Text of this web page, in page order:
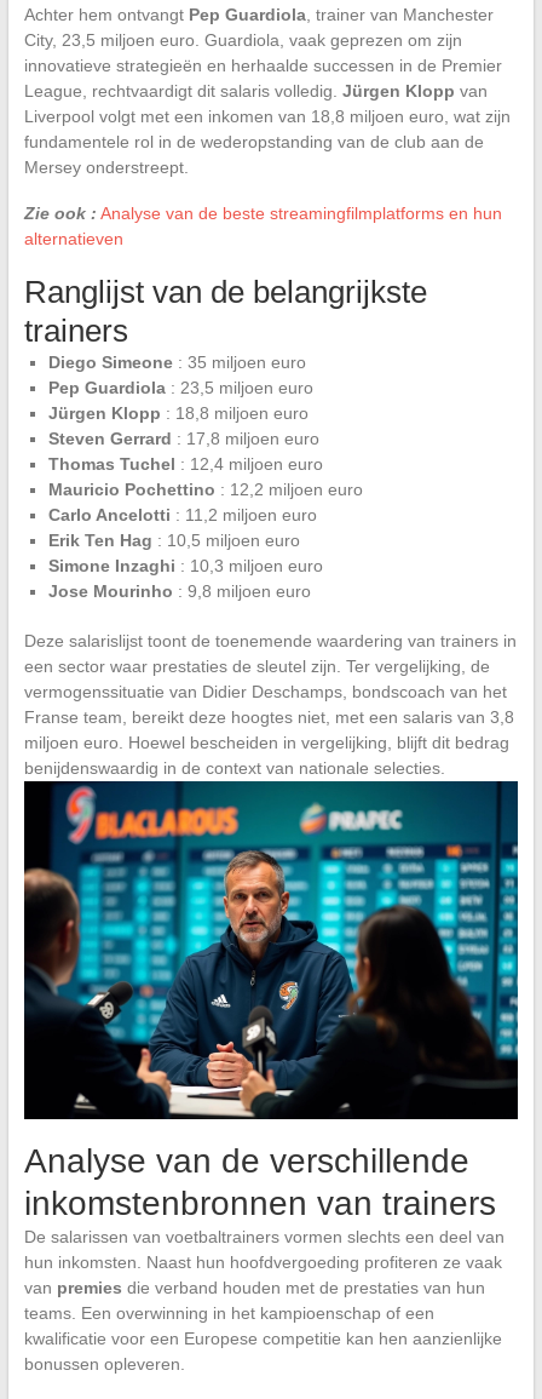
Achter hem ontvangt Pep Guardiola, trainer van Manchester
City, 23,5 miljoen euro. Guardiola, vaak geprezen om zijn
innovatieve strategieën en herhaalde successen in de Premier
League, rechtvaardigt dit salaris volledig. Jürgen Klopp van
Liverpool volgt met een inkomen van 18,8 miljoen euro, wat zijn
fundamentele rol in de wederopstanding van de club aan de
Mersey onderstreept.
Zie ook : Analyse van de beste streamingfilmplatforms en hun
alternatieven
Ranglijst van de belangrijkste
trainers
Diego Simeone: 35 miljoen euro
Pep Guardiola: 23,5 miljoen euro
Jürgen Klopp : 18,8 miljoen euro
Steven Gerrard : 17,8 miljoen euro
Thomas Tuchel : 12,4 miljoen euro
Mauricio Pochettino : 12,2 miljoen euro
Carlo Ancelotti : 11,2 miljoen euro
Erik Ten Hag : 10,5 miljoen euro
Simone Inzaghi : 10,3 miljoen euro
Jose Mourinho : 9,8 miljoen euro
Deze salarislijst toont de toenemende waardering van trainers in
een sector waar prestaties de sleutel zijn. Ter vergelijking, de
vermogenssituatie van Didier Deschamps, bondscoach van het
Franse team, bereikt deze hoogtes niet, met een salaris van 3,8
miljoen euro. Hoewel bescheiden in vergelijking, blijft dit bedrag
benijdenswaardig in de context van nationale selecties.
Analyse van de verschillende
inkomstenbronnen van trainers
De salarissen van voetbaltrainers vormen slechts een deel van
hun inkomsten. Naast hun hoofdvergoeding profiteren ze vaak
van premies die verband houden met de prestaties van hun
teams. Een overwinning in het kampioenschap of een
kwalificatie voor een Europese competitie kan hen aanzienlijke
bonussen opleveren.